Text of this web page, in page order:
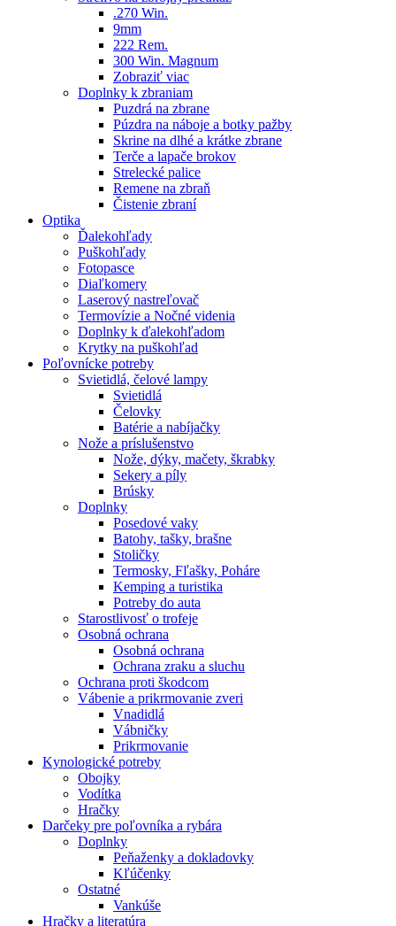
.270 Win.
9mm
222 Rem.
300 Win. Magnum
Zobraziť viac
Doplnky k zbraniam
Puzdrá na zbrane
Púzdra na náboje a botky pažby
Skrine na dlhé a krátke zbrane
Terče a lapače brokov
Strelecké palice
Remene na zbraň
Čistenie zbraní
Optika
Ďalekohľady
Puškohľady
Fotopasce
Diaľkomery
Laserový nastreľovač
Termovízie a Nočné videnia
Doplnky k ďalekohľadom
Krytky na puškohľad
Poľovnícke potreby
Svietidlá, čelové lampy
Svietidlá
Čelovky
Batérie a nabíjačky
Nože a príslušenstvo
Nože, dýky, mačety, škrabky
Sekery a píly
Brúsky
Doplnky
Posedové vaky
Batohy, tašky, brašne
Stoličky
Termosky, Fľašky, Poháre
Kemping a turistika
Potreby do auta
Starostlivosť o trofeje
Osobná ochrana
Osobná ochrana
Ochrana zraku a sluchu
Ochrana proti škodcom
Vábenie a prikrmovanie zveri
Vnadidlá
Vábničky
Prikrmovanie
Kynologické potreby
Obojky
Vodítka
Hračky
Darčeky pre poľovníka a rybára
Doplnky
Peňaženky a dokladovky
Kľúčenky
Ostatné
Vankúše
Hračky a literatúra